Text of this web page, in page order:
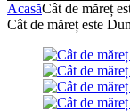
AcasăCât de măreț
Cât de măreț este